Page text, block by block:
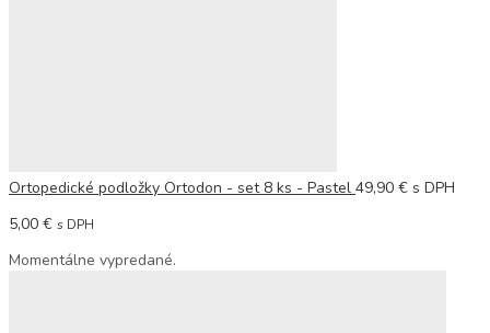
Ortopedické podložky Ortodon - set 8 ks - Pastel 49,90 € s DPH
5,00 € s DPH
Momentálne vypredané.